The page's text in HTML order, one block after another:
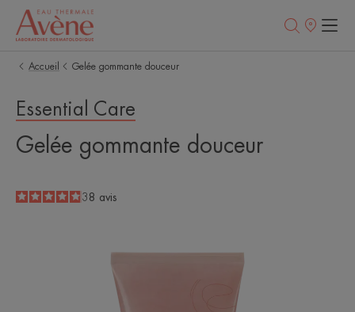
Points
Accueil
Gelée gommante douceur
Essential Care
Gelée gommante douceur
4.9
/
5
38 avis